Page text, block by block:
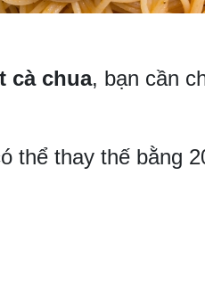
cà chua, bạn cần
thể thay thế bằng